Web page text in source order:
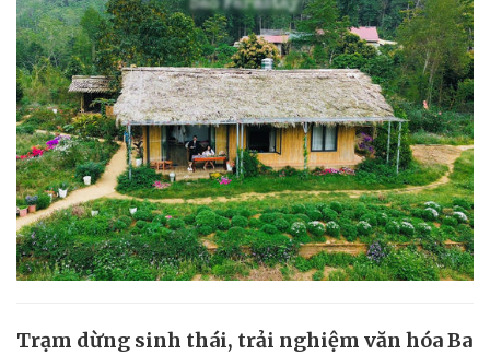
Trạm dừng sinh thái, trải nghiệm văn hóa Ba